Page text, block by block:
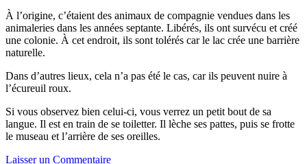
À l’origine, c’étaient des animaux de compagnie vendues dans les
animaleries dans les années septante. Libérés, ils ont survécu et créé
une colonie. À cet endroit, ils sont tolérés car le lac crée une barrière
naturelle.
Dans d’autres lieux, cela n’a pas été le cas, car ils peuvent nuire à
l’écureuil roux.
Si vous observez bien celui-ci, vous verrez un petit bout de sa
langue. Il est en train de se toiletter. Il lèche ses pattes, puis se frotte
le museau et l’arrière de ses oreilles.
Laisser un Commentaire